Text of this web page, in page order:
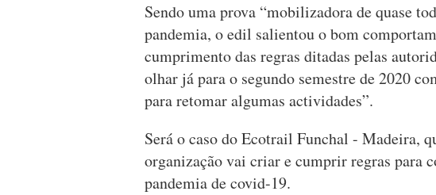
Sendo uma prova “mobilizadora de quase
pandemia, o edil salientou o bom
cumprimento das regras ditadas pelas
olhar já para o segundo semestre de 2020
para retomar algumas actividades”.
Será o caso do Ecotrail Funchal - Madeira,
organização vai criar e cumprir regras para
pandemia de covid-19.